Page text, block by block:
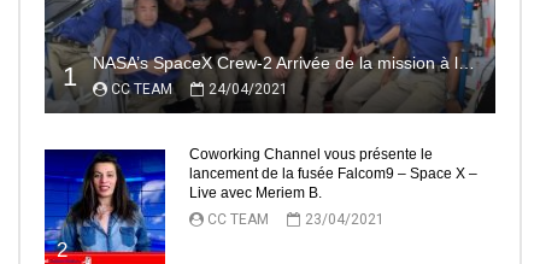
1 NASA’s SpaceX Crew-2 Arrivée de la mission à la Station Spatiale Internationale Partie2
CC TEAM 24/04/2021
2
Coworking Channel vous présente le
lancement de la fusée Falcom9 – Space X –
Live avec Meriem B.
CC TEAM
23/04/2021